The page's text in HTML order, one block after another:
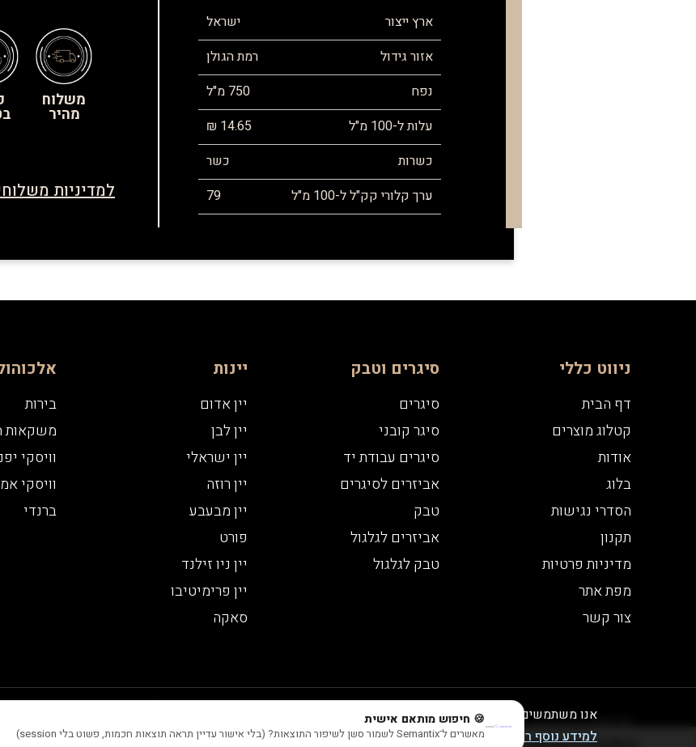
ארץ ייצור
ישראל
אזור גידול
רמת הגולן
נפח
750 מ"ל
עלות ל-100 מ"ל
14.65 ₪
כשרות
כשר
ערך קלורי קק"ל ל-100 מ"ל
79
משלוח
מהיר
למדיניות
ניווט כללי
דף הבית
קטלוג מוצרים
אודות
בלוג
הסדרי נגישות
תקנון
מדיניות פרטיות
מפת אתר
צור קשר
סיגרים וטבק
סיגרים
סיגר קובני
סיגרים עבודת יד
אביזרים לסיגרים
טבק
אביזרים לגלגול
טבק לגלגול
יינות
יין אדום
יין לבן
יין ישראלי
יין רוזה
יין מבעבע
פורט
יין ניו זילנד
יין פרימיטיבו
סאקה
בירות
משקאות
וויסקי
וויסקי
ברנדי
אנו משתמשים בעוגיות לצורך תפעול האתר, ניתוחים סטטיסטיים, שיפור חוויית המשתמש והתוכן המוצג באתר.
למידע נוסף ראו במדיניות הפרטיות שלנו
🍪 חיפוש מותאם אישית
מאשרים ל־Semantix לשמור סשן לשיפור התוצאות? (בלי אישור עדיין תראה תוצאות חכמות, פשוט בלי session)